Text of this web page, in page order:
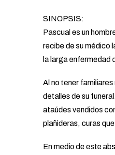
SINOPSIS:
Pascual es un
recibe de su médico
la larga enfermedad
Al no tener
detalles de su
ataúdes vendidos
plañideras, curas
En medio de este